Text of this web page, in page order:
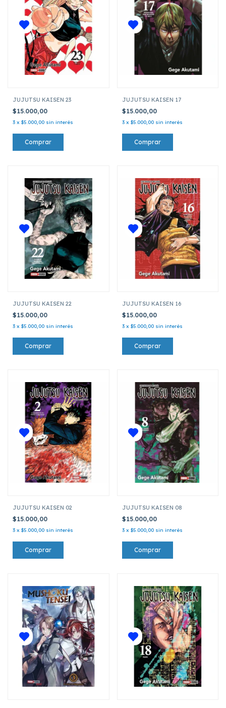
JUJUTSU KAISEN 23
$15.000,00
3 x $5.000,00 sin interés
JUJUTSU KAISEN 17
$15.000,00
3 x $5.000,00 sin interés
JUJUTSU KAISEN 22
$15.000,00
3 x $5.000,00 sin interés
JUJUTSU KAISEN 16
$15.000,00
3 x $5.000,00 sin interés
JUJUTSU KAISEN 02
$15.000,00
3 x $5.000,00 sin interés
JUJUTSU KAISEN 08
$15.000,00
3 x $5.000,00 sin interés